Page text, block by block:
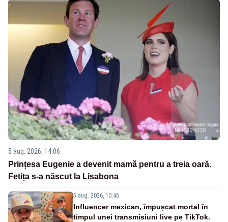
5 aug. 2026, 14:06
Prințesa Eugenie a devenit mamă pentru a treia oară.
Fetița s-a născut la Lisabona
5 aug. 2026, 10:46
Influencer mexican, împușcat mortal în
timpul unei transmisiuni live pe TikTok.